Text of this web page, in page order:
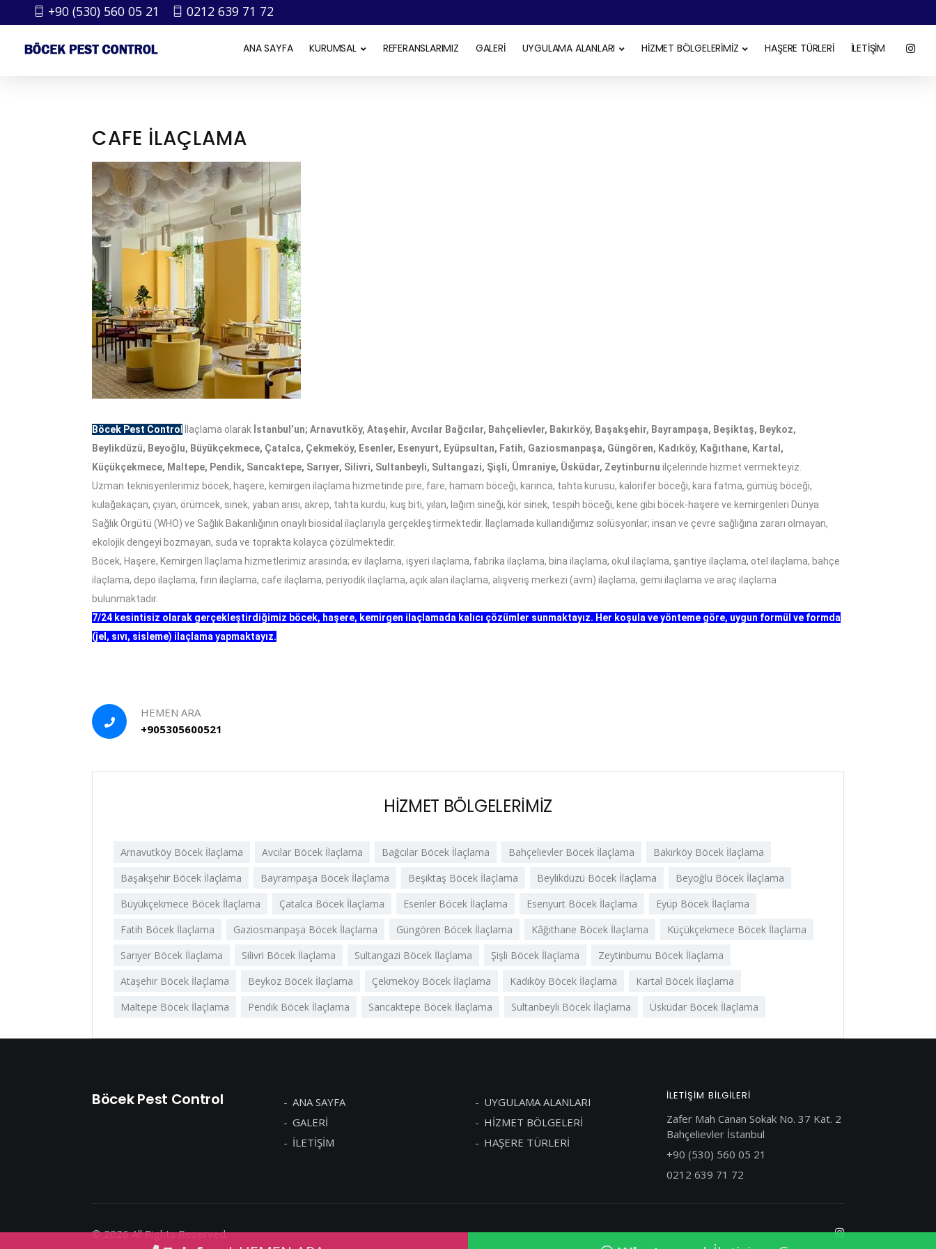
+90 (530) 560 05 21 0212 639 71 72
ANA SAYFA KURUMSAL REFERANSLARIMIZ GALERİ UYGULAMA ALANLARI HİZMET BÖLGELERİMİZ HAŞERE TÜRLERİ İLETİŞİM
CAFE İLAÇLAMA
Böcek Pest Contro İlaçlama olarak İstanbul’un; Arnavutköy, Ataşehir, Avcılar Bağcılar, Bahçelievler, Bakırköy, Başakşehir, Bayrampaşa, Beşiktaş, Beykoz,
Beylikdüzü, Beyoğlu, Büyükçekmece, Çatalca, Çekmeköy, Esenler, Esenyurt, Eyüpsultan, Fatih, Gaziosmanpaşa, Güngören, Kadıköy, Kağıthane, Kartal,
Küçükçekmece, Maltepe, Pendik, Sancaktepe, Sarıyer, Silivri, Sultanbeyli, Sultangazi, Şişli, Ümraniye, Üsküdar, Zeytinburnu ilçelerinde hizmet vermekteyiz.
Uzman teknisyenlerimiz böcek, haşere, kemirgen ilaçlama hizmetinde pire, fare, hamam böceği, karınca, tahta kurusu, kalorifer böceği, kara fatma, gümüş böceği,
kulağakaçan, çıyan, örümcek, sinek, yaban arısı, akrep, tahta kurdu, kuş biti, yılan, lağım sineği, kör sinek, tespih böceği, kene gibi böcek-haşere ve kemirgenleri Dünya
Sağlık Örgütü (WHO) ve Sağlık Bakanlığının onaylı biosidal ilaçlarıyla gerçekleştirmektedir. İlaçlamada kullandığımız solüsyonlar; insan ve çevre sağlığına zararı olmayan,
ekolojik dengeyi bozmayan, suda ve toprakta kolayca çözülmektedir.
Böcek, Haşere, Kemirgen İlaçlama hizmetlerimiz arasında; ev ilaçlama, işyeri ilaçlama, fabrika ilaçlama, bina ilaçlama, okul ilaçlama, şantiye ilaçlama, otel ilaçlama, bahçe
ilaçlama, depo ilaçlama, fırın ilaçlama, cafe ilaçlama, periyodik ilaçlama, açık alan ilaçlama, alışveriş merkezi (avm) ilaçlama, gemi ilaçlama ve araç ilaçlama
bulunmaktadır.
7/24 kesintisiz olarak gerçekleştirdiğimiz böcek, haşere, kemirgen ilaçlamada kalıcı çözümler sunmaktayız. Her koşula ve yönteme göre, uygun formül ve formda
(jel, sıvı, sisleme) ilaçlama yapmaktayız.
HEMEN ARA
+905305600521
HİZMET BÖLGELERİMİZ
Arnavutköy Böcek İlaçlama Avcılar Böcek İlaçlama Bağcılar Böcek İlaçlama Bahçelievler Böcek İlaçlama
Bakırköy Böcek İlaçlama
Başakşehir Böcek İlaçlama
Bayrampaşa Böcek İlaçlama Beşiktaş Böcek İlaçlama Beylikdüzü Böcek İlaçlama
Beyoğlu Böcek İlaçlama
Büyükçekmece Böcek İlaçlama
Çatalca Böcek İlaçlama Esenler Böcek İlaçlama Esenyurt Böcek İlaçlama
Eyüp Böcek İlaçlama
Fatih Böcek İlaçlama
Gaziosmanpaşa Böcek İlaçlama Güngören Böcek İlaçlama Kâğıthane Böcek İlaçlama
Küçükçekmece Böcek İlaçlama
Sarıyer Böcek İlaçlama
Silivri Böcek İlaçlama Sultangazi Böcek İlaçlama Şişli Böcek İlaçlama
Zeytinburnu Böcek İlaçlama
Ataşehir Böcek İlaçlama
Beykoz Böcek İlaçlama Çekmeköy Böcek İlaçlama Kadıköy Böcek İlaçlama
Kartal Böcek İlaçlama
Maltepe Böcek İlaçlama
Pendik Böcek İlaçlama Sancaktepe Böcek İlaçlama Sultanbeyli Böcek İlaçlama Üsküdar Böcek İlaçlama
Böcek Pest Control
ANA SAYFA
GALERİ
İLETİŞİM
UYGULAMA ALANLARI
HİZMET BÖLGELERİ
HAŞERE TÜRLERİ
ILETİŞİM BİLGİLERİ
Zafer Mah Canan Sokak No. 37 Kat. 2
Bahçelievler İstanbul
+90 (530) 560 05 21
0212 639 71 72
© 2026 All Rights Reserved.